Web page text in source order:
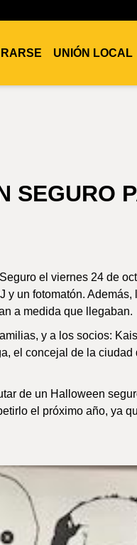
UNIÓN LOCAL
SEGURO
el viernes 24 de
un fotomatón. Además,
a medida que llegaban.
y a los socios:
el concejal de la
de un Halloween
el próximo año, ya